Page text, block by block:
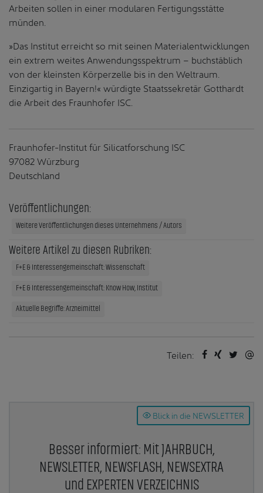
Arbeiten sollen in einer modularen Fertigungsstätte
münden.
»Das Institut erreicht so mit seinen Materialentwicklungen
ein extrem weites Anwendungsspektrum – buchstäblich
von der kleinsten Körperzelle bis in den Weltraum.
Einzigartig in Bayern!« würdigte Staatssekretär Gotthardt
die Arbeit des Fraunhofer ISC.
Fraunhofer-Institut für Silicatforschung ISC
97082 Würzburg
Deutschland
Veröffentlichungen:
Weitere Veröffentlichungen dieses Unternehmens / Autors
Weitere Artikel zu diesen Rubriken:
F+E & Interessengemeinschaft: Wissenschaft
F+E & Interessengemeinschaft: Know How, Institut
Aktuelle Begriffe: Arzneimittel
Teilen:
Blick in die NEWSLETTER
Besser informiert: Mit JAHRBUCH,
NEWSLETTER, NEWSFLASH, NEWSEXTRA
und EXPERTEN VERZEICHNIS